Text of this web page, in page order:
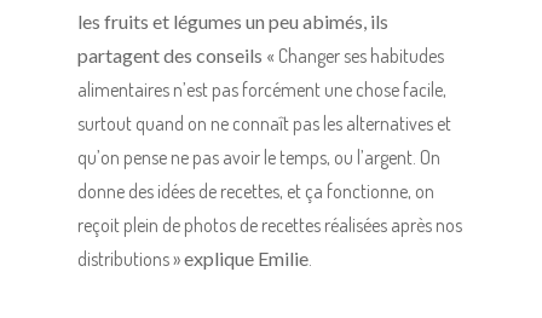
les fruits et légumes un peu abimés, ils
partagent des conseils « Changer ses habitudes
alimentaires n’est pas forcément une chose facile,
surtout quand on ne connaît pas les alternatives et
qu’on pense ne pas avoir le temps, ou l’argent. On
donne des idées de recettes, et ça fonctionne, on
reçoit plein de photos de recettes réalisées après nos
distributions »explique Emilie